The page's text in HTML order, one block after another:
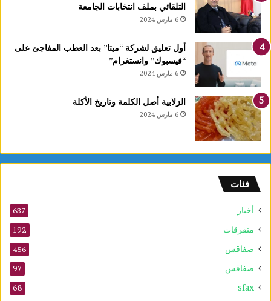
التلقائي بملف انتخابات الجامعة
6 مارس 2024
أول تعليق لشركة “ميتا” بعد العطب المفاجئ على
“فيسبوك” وانستغرام”
6 مارس 2024
الزلابية أصل الكلمة وتاريخ الأكلة
6 مارس 2024
فئات
أخبار 637
متفرقات 192
صفاقس 456
صفاقس 97
sfax
68